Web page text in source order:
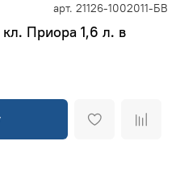
арт. 21126-1002011-БВ
кл. Приора 1,6 л. в